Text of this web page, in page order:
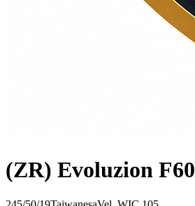
(ZR) Evoluzion F60